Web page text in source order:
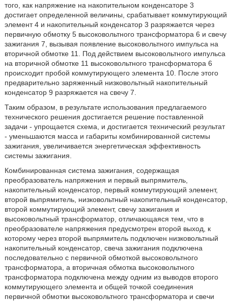
того, как напряжение на накопительном конденсаторе 3
достигает определенной величины, срабатывает коммутирующий
элемент 4 и накопительный конденсатор 3 разряжается через
первичную обмотку 5 высоковольтного трансформатора 6 и свечу
зажигания 7, вызывая появление высоковольтного импульса на
вторичной обмотке 11. Под действием высоковольтного импульса
на вторичной обмотке 11 высоковольтного трансформатора 6
происходит пробой коммутирующего элемента 10. После этого
предварительно заряженный низковольтный накопительный
конденсатор 9 разряжается на свечу 7.
Таким образом, в результате использования предлагаемого
технического решения достигается решение поставленной
задачи - упрощается схема, и достигается технический результат
- уменьшаются масса и габариты комбинированной системы
зажигания, увеличивается энергетическая эффективность
системы зажигания.
Комбинированная система зажигания, содержащая
преобразователь напряжения и первый выпрямитель,
накопительный конденсатор, первый коммутирующий элемент,
второй выпрямитель, низковольтный накопительный конденсатор,
второй коммутирующий элемент, свечу зажигания и
высоковольтный трансформатор, отличающаяся тем, что в
преобразователе напряжения предусмотрен второй выход, к
которому через второй выпрямитель подключен низковольтный
накопительный конденсатор, свеча зажигания подключена
последовательно с первичной обмоткой высоковольтного
трансформатора, а вторичная обмотка высоковольтного
трансформатора подключена между одним из выводов второго
коммутирующего элемента и общей точкой соединения
первичной обмотки высоковольтного трансформатора и свечи